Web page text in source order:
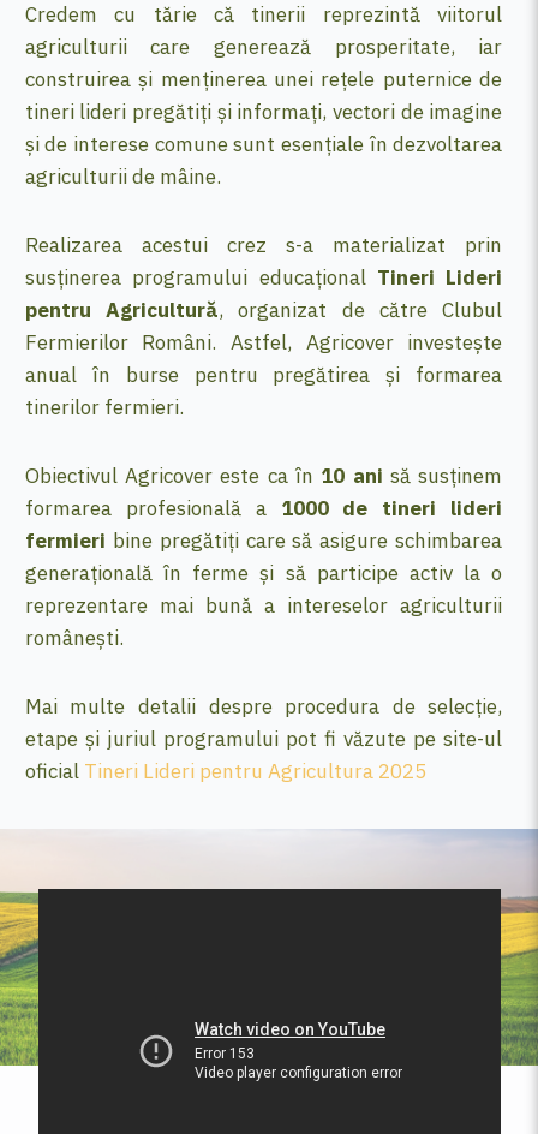
Credem cu tărie că tinerii reprezintă viitorul
agriculturii care generează prosperitate, iar
construirea și menținerea unei rețele puternice de
tineri lideri pregătiți și informați, vectori de imagine
și de interese comune sunt esențiale în dezvoltarea
agriculturii de mâine.
Realizarea acestui crez s-a materializat prin
susținerea programului educațional Tineri Lideri
pentru Agricultură, organizat de către Clubul
Fermierilor Români. Astfel, Agricover investește
anual în burse pentru pregătirea și formarea
tinerilor fermieri.
Obiectivul Agricover este ca în 10 ani să susținem
formarea profesională a 1000 de tineri lideri
fermieri bine pregătiți care să asigure schimbarea
generațională în ferme și să participe activ la o
reprezentare mai bună a intereselor agriculturii
românești.
Mai multe detalii despre procedura de selecție,
etape și juriul programului pot fi văzute pe site-ul
oficial Tineri Lideri pentru Agricultura 2025